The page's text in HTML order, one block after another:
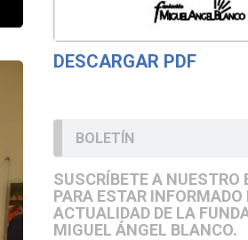
DESCARGAR PDF
BOLETÍN
SUSCRÍBETE A NUESTRO
PARA ESTAR INFORMADO
ACTUALIDAD DE LA
MIGUEL ÁNGEL BLANCO.